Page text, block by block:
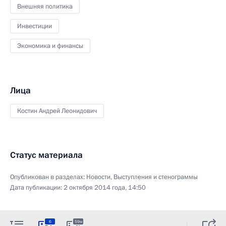
Внешняя политика
Инвестиции
Экономика и финансы
Лица
Костин Андрей Леонидович
Статус материала
Опубликован в разделах: Новости, Выступления и стенограммы
Дата публикации:2 октября 2014 года, 14:50
6 59м